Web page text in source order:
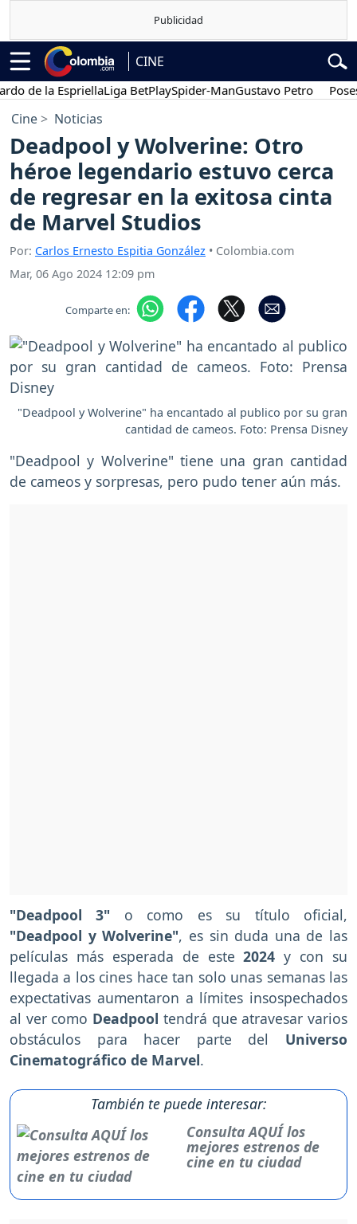
CINE
la EspriellaLiga BetPlaySpider-ManGustavo Petro Posesión
Cine Noticias
Deadpool y Wolverine: Otro
héroe legendario estuvo cerca
de regresar en la exitosa cinta
de Marvel Studios
Por: Carlos Ernesto Espitia González • Colombia.com
Mar, 06 Ago 2024 12:09 pm
Comparte en:
"Deadpool y Wolverine" ha encantado al publico por su gran
cantidad de cameos. Foto: Prensa Disney
"Deadpool y Wolverine" tiene una gran cantidad
de cameos y sorpresas, pero pudo tener aún más.
"Deadpool 3" o como es su título oficial,
"Deadpool y Wolverine", es sin duda una de las
películas más esperada de este2024y con su
llegada a los cines hace tan solo unas semanas las
expectativas aumentaron a límites insospechados
al ver como Deadpool tendrá que atravesar varios
obstáculos para hacer parte del Universo
Cinematográfico de Marvel.
También te puede interesar:
Consulta AQUÍ los
mejores estrenos de
cine en tu ciudad